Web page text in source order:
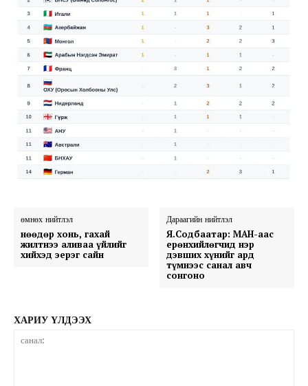
өмнөх нийтлэл
Өнөөдөр хонь, гахай
жилтнээ аливаа үйлийг
хийхэд эерэг сайн
Дараагийн нийтлэл
Я.Содбаатар: МАН-аас
ерөнхийлөгчид нэр
дэвших хүнийг ард
түмнээс санал авч
сонгоно
ХАРИУ ҮЛДЭЭХ